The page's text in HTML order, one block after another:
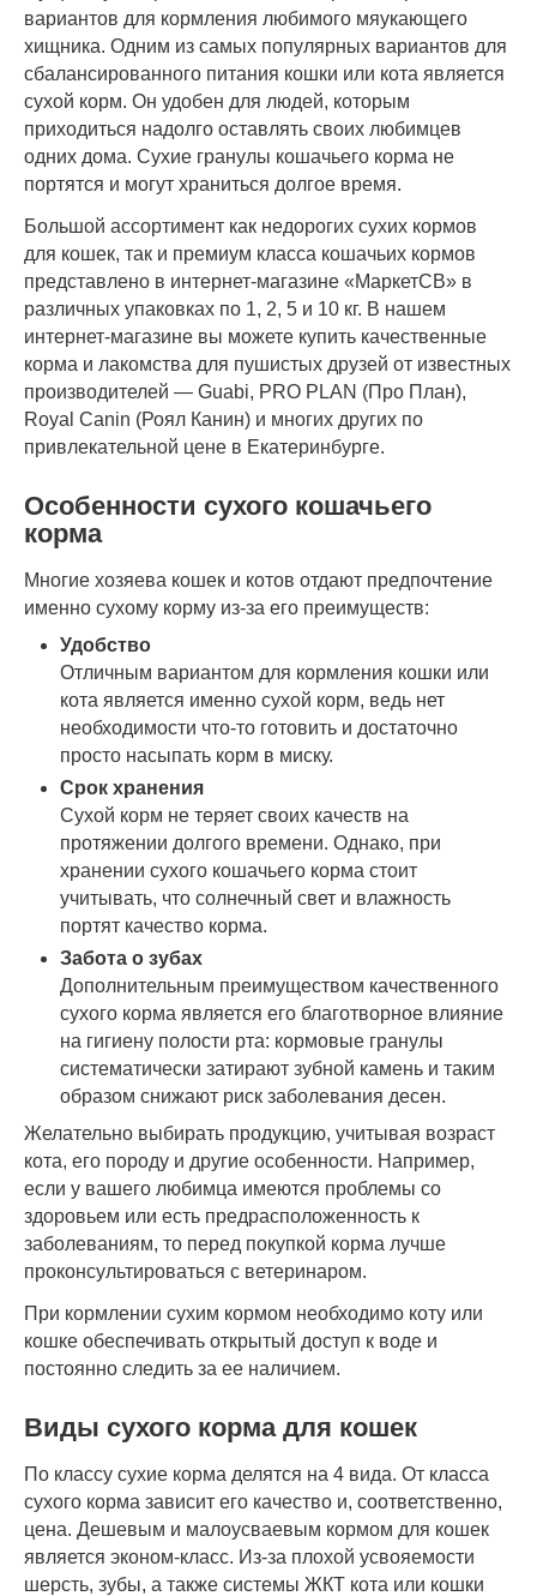
вариантов для кормления любимого мяукающего
хищника. Одним из самых популярных вариантов для
сбалансированного питания кошки или кота является
сухой корм. Он удобен для людей, которым
приходиться надолго оставлять своих любимцев
одних дома. Сухие гранулы кошачьего корма не
портятся и могут храниться долгое время.
Большой ассортимент как недорогих сухих кормов
для кошек, так и премиум класса кошачьих кормов
представлено в интернет-магазине «МаркетСВ» в
различных упаковках по 1, 2, 5 и 10 кг. В нашем
интернет-магазине вы можете купить качественные
корма и лакомства для пушистых друзей от известных
производителей — Guabi, PRO PLAN (Про План),
Royal Canin (Роял Канин) и многих других по
привлекательной цене в Екатеринбурге.
Особенности сухого кошачьего
корма
Многие хозяева кошек и котов отдают предпочтение
именно сухому корму из-за его преимуществ:
Удобство
Отличным вариантом для кормления кошки или
кота является именно сухой корм, ведь нет
необходимости что-то готовить и достаточно
просто насыпать корм в миску.
Срок хранения
Сухой корм не теряет своих качеств на
протяжении долгого времени. Однако, при
хранении сухого кошачьего корма стоит
учитывать, что солнечный свет и влажность
портят качество корма.
Забота о зубах
Дополнительным преимуществом качественного
сухого корма является его благотворное влияние
на гигиену полости рта: кормовые гранулы
систематически затирают зубной камень и таким
образом снижают риск заболевания десен.
Желательно выбирать продукцию, учитывая возраст
кота, его породу и другие особенности. Например,
если у вашего любимца имеются проблемы со
здоровьем или есть предрасположенность к
заболеваниям, то перед покупкой корма лучше
проконсультироваться с ветеринаром.
При кормлении сухим кормом необходимо коту или
кошке обеспечивать открытый доступ к воде и
постоянно следить за ее наличием.
Виды сухого корма для кошек
По классу сухие корма делятся на 4 вида. От класса
сухого корма зависит его качество и, соответственно,
цена. Дешевым и малоусваевым кормом для кошек
является эконом-класс. Из-за плохой усвояемости
шерсть, зубы, а также системы ЖКТ кота или кошки